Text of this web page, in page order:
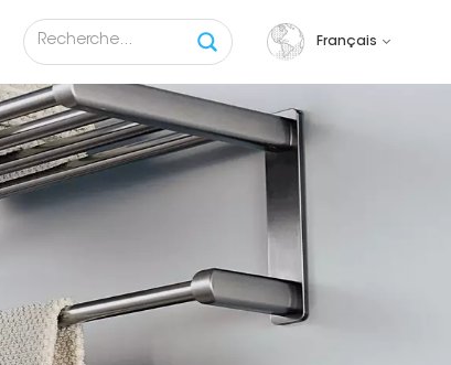
Français
English
français
русский
español